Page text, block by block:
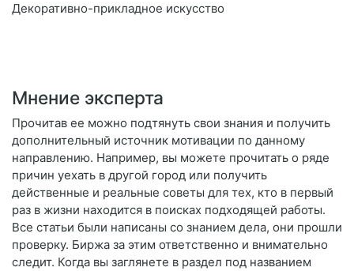
Декоративно-прикладное искусство
Мнение эксперта
Прочитав ее можно подтянуть свои знания и получить
дополнительный источник мотивации по данному
направлению. Например, вы можете прочитать о ряде
причин уехать в другой город или получить
действенные и реальные советы для тех, кто в первый
раз в жизни находится в поисках подходящей работы.
Все статьи были написаны со знанием дела, они прошли
проверку. Биржа за этим ответственно и внимательно
следит. Когда вы заглянете в раздел под названием